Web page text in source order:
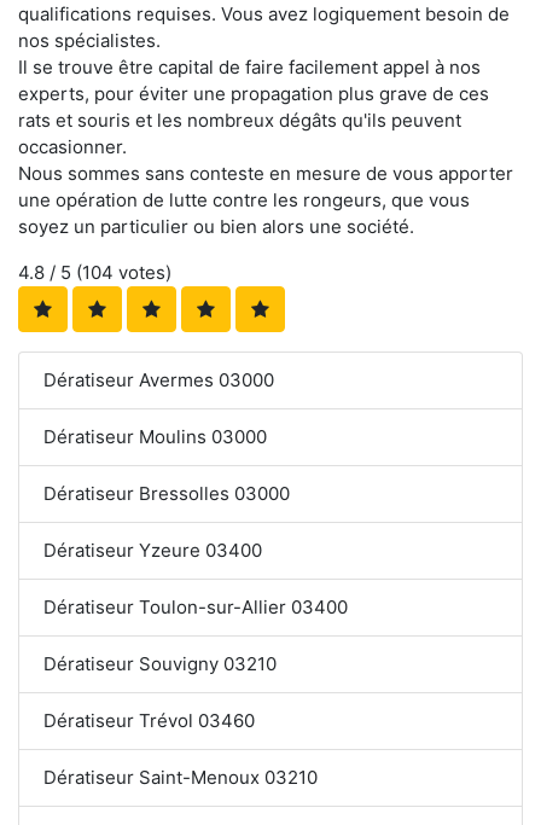
qualifications requises. Vous avez logiquement besoin de
nos spécialistes.
Il se trouve être capital de faire facilement appel à nos
experts, pour éviter une propagation plus grave de ces
rats et souris et les nombreux dégâts qu'ils peuvent
occasionner.
Nous sommes sans conteste en mesure de vous apporter
une opération de lutte contre les rongeurs, que vous
soyez un particulier ou bien alors une société.
4.8 / 5 (104 votes)
Dératiseur Avermes 03000
Dératiseur Moulins 03000
Dératiseur Bressolles 03000
Dératiseur Yzeure 03400
Dératiseur Toulon-sur-Allier 03400
Dératiseur Souvigny 03210
Dératiseur Trévol 03460
Dératiseur Saint-Menoux 03210